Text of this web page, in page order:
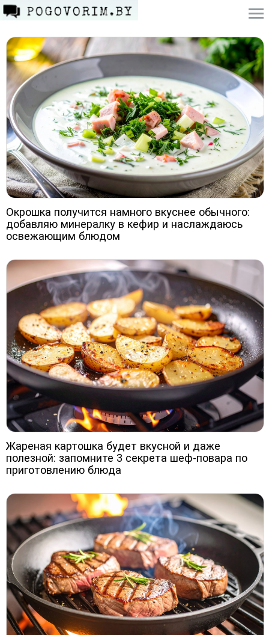
Окрошка получится намного вкуснее обычного:
добавляю минералку в кефир и наслаждаюсь
освежающим блюдом
Жареная картошка будет вкусной и даже
полезной: запомните 3 секрета шеф-повара по
приготовлению блюда